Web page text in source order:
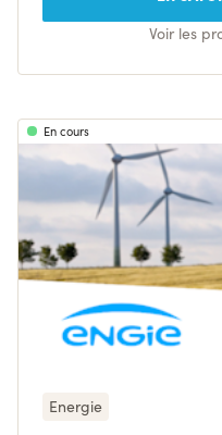
Voir les
En cours
Energie